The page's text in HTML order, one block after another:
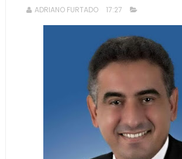
ADRIANO FURTADO 17:27